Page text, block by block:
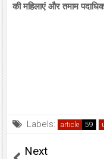
की महिलाएं और तमाम
Labels: article
Next